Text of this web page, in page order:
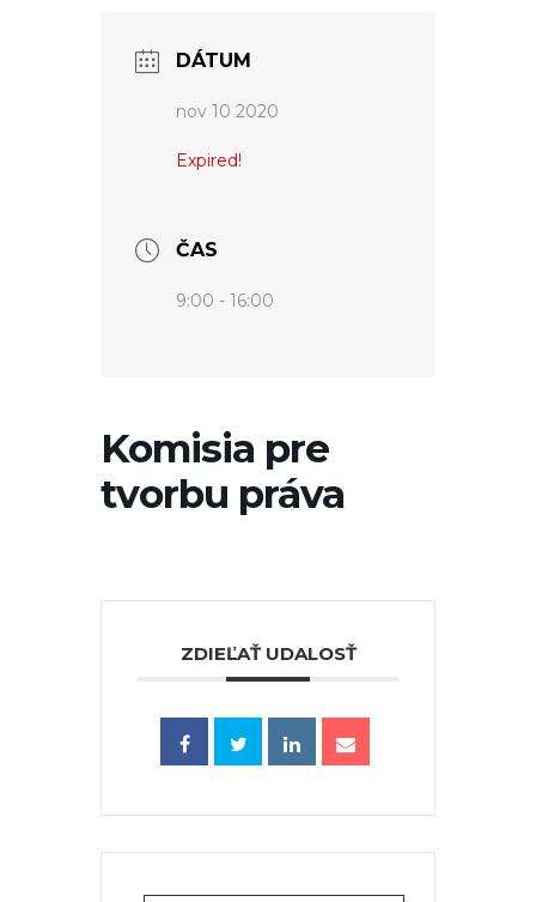
DÁTUM
nov 10 2020
Expired!
ČAS
9:00 - 16:00
Komisia pre
tvorbu práva
ZDIEĽAŤ UDALOSŤ